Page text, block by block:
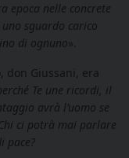
epoca nelle concrete
sguardo carico
di ognuno».
don Giussani, era
Te une ricordi, il
avrà l’uomo se
ci potrà mai parlare
pace?